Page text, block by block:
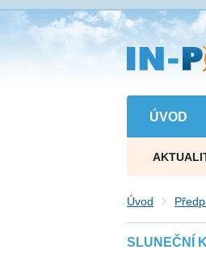
Přejít
na
hlavní
obsah
ÚVOD
Úvod
SLUNEČNÍ